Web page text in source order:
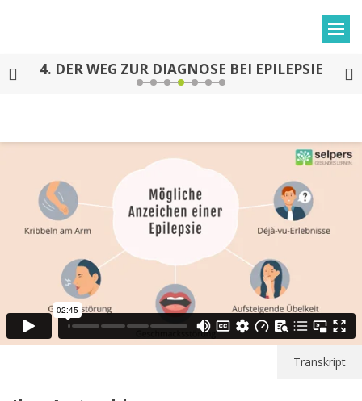
4. DER WEG ZUR DIAGNOSE BEI EPILEPSIE
Transkript